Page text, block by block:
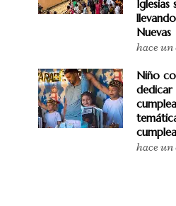
Iglesias
Nuevas
hace un
Niño
dedicar
hace un